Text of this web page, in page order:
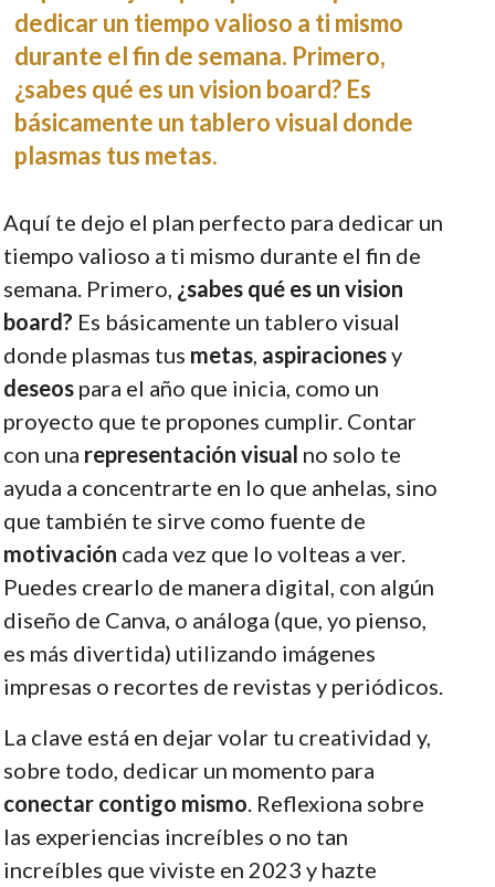
dedicar un tiempo valioso a ti mismo
durante el fin de semana. Primero,
¿sabes qué es un vision board? Es
básicamente un tablero visual donde
plasmas tus metas.
Aquí te dejo el plan perfecto para dedicar un
tiempo valioso a ti mismo durante el fin de
semana. Primero, ¿sabes qué es un vision
board? Es básicamente un tablero visual
donde plasmas tus metas, aspiracionesy
deseospara el año que inicia, como un
proyecto que te propones cumplir. Contar
con una representación visual no solo te
ayuda a concentrarte en lo que anhelas, sino
que también te sirve como fuente de
motivación cada vez que lo volteas a ver.
Puedes crearlo de manera digital, con algún
diseño de Canva, o análoga (que, yo pienso,
es más divertida) utilizando imágenes
impresas o recortes de revistas y periódicos.
La clave está en dejar volar tu creatividad y,
sobre todo, dedicar un momento para
conectar contigo mismo. Reflexiona sobre
las experiencias increíbles o no tan
increíbles que viviste en 2023 y hazte